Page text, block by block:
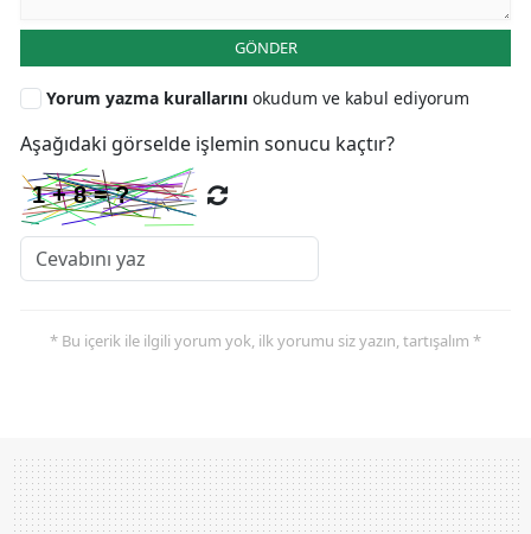
GÖNDER
Yorum yazma kurallarını okudum ve kabul ediyorum
Aşağıdaki görselde işlemin sonucu kaçtır?
* Bu içerik ile ilgili yorum yok, ilk yorumu siz yazın, tartışalım *